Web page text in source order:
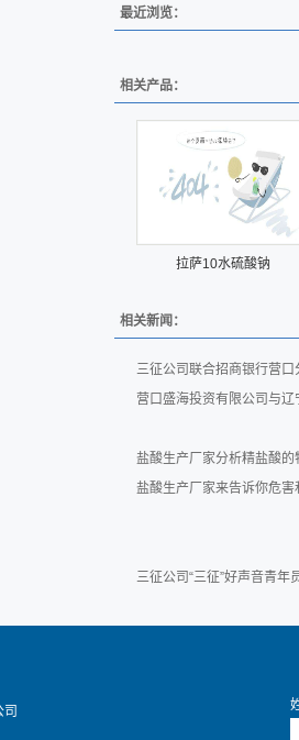
最近浏览：
相关产品：
拉萨10水硫酸钠
相关新闻：
三征公司联合招商银行营
营口盛海投资有限公司与
盐酸生产厂家分析精盐酸的
盐酸生产厂家来告诉你危害
三征公司“三征”好声音青